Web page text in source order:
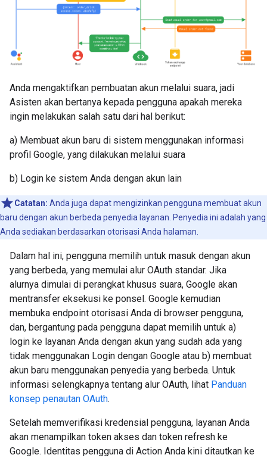
Anda mengaktifkan pembuatan akun melalui suara, jadi
Asisten akan bertanya kepada pengguna apakah mereka
ingin melakukan salah satu dari hal berikut:
a) Membuat akun baru di sistem menggunakan informasi
profil Google, yang dilakukan melalui suara
b) Login ke sistem Anda dengan akun lain
Catatan: Anda juga dapat mengizinkan pengguna membuat akun
baru dengan akun berbeda penyedia layanan. Penyedia ini adalah yang
Anda sediakan berdasarkan otorisasi Anda halaman.
Dalam hal ini, pengguna memilih untuk masuk dengan akun
yang berbeda, yang memulai alur OAuth standar. Jika
alurnya dimulai di perangkat khusus suara, Google akan
mentransfer eksekusi ke ponsel. Google kemudian
membuka endpoint otorisasi Anda di browser pengguna,
dan, bergantung pada pengguna dapat memilih untuk a)
login ke layanan Anda dengan akun yang sudah ada yang
tidak menggunakan Login dengan Google atau b) membuat
akun baru menggunakan penyedia yang berbeda. Untuk
informasi selengkapnya tentang alur OAuth, lihat Panduan
konsep penautan OAuth.
Setelah memverifikasi kredensial pengguna, layanan Anda
akan menampilkan token akses dan token refresh ke
Google. Identitas pengguna di Action Anda kini ditautkan ke